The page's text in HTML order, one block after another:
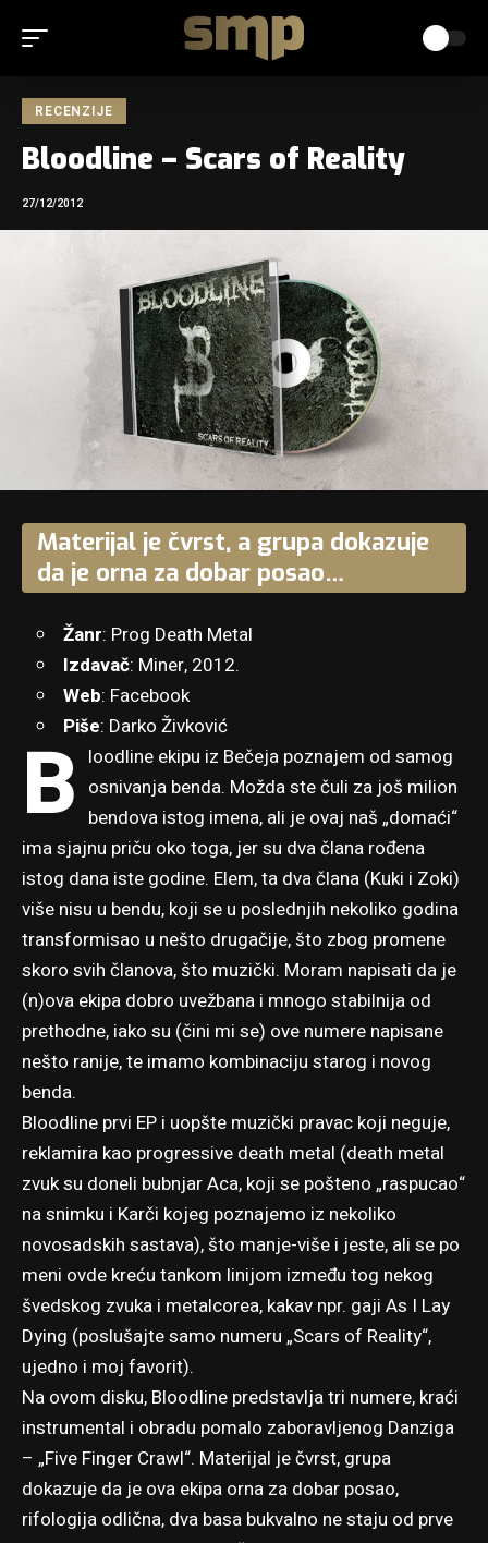
RECENZIJE
Bloodline – Scars of Reality
27/12/2012
Materijal je čvrst, a grupa dokazuje
da je orna za dobar posao…
Žanr: Prog Death Metal
Izdavač: Miner, 2012.
Web: Facebook
Piše: Darko Živković
B loodline ekipu iz Bečeja poznajem od samog
osnivanja benda. Možda ste čuli za još milion
bendova istog imena, ali je ovaj naš „domaći“
ima sjajnu priču oko toga, jer su dva člana rođena
istog dana iste godine. Elem, ta dva člana (Kuki i Zoki)
više nisu u bendu, koji se u poslednjih nekoliko godina
transformisao u nešto drugačije, što zbog promene
skoro svih članova, što muzički. Moram napisati da je
(n)ova ekipa dobro uvežbana i mnogo stabilnija od
prethodne, iako su (čini mi se) ove numere napisane
nešto ranije, te imamo kombinaciju starog i novog
benda.
Bloodline prvi EP i uopšte muzički pravac koji neguje,
reklamira kao progressive death metal (death metal
zvuk su doneli bubnjar Aca, koji se pošteno „raspucao“
na snimku i Karči kojeg poznajemo iz nekoliko
novosadskih sastava), što manje-više i jeste, ali se po
meni ovde kreću tankom linijom između tog nekog
švedskog zvuka i metalcorea, kakav npr. gaji As I Lay
Dying (poslušajte samo numeru „Scars of Reality“,
ujedno i moj favorit).
Na ovom disku, Bloodline predstavlja tri numere, kraći
instrumental i obradu pomalo zaboravljenog Danziga
– „Five Finger Crawl“. Materijal je čvrst, grupa
dokazuje da je ova ekipa orna za dobar posao,
rifologija odlična, dva basa bukvalno ne staju od prve